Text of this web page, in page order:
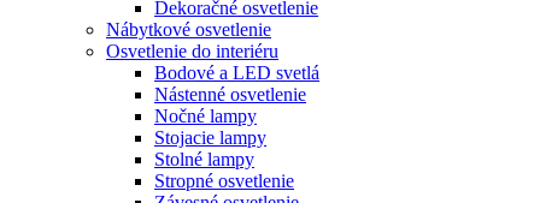
Dekoračné osvetlenie
Nábytkové osvetlenie
Osvetlenie do interiéru
Bodové a LED svetlá
Nástenné osvetlenie
Nočné lampy
Stojacie lampy
Stolné lampy
Stropné osvetlenie